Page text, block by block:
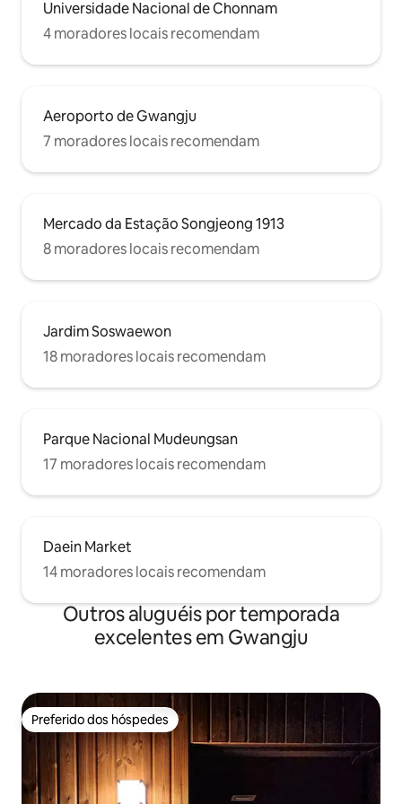
Universidade Nacional de Chonnam
4 moradores locais recomendam
Aeroporto de Gwangju
7 moradores locais recomendam
Mercado da Estação Songjeong 1913
8 moradores locais recomendam
Jardim Soswaewon
18 moradores locais recomendam
Parque Nacional Mudeungsan
17 moradores locais recomendam
Daein Market
14 moradores locais recomendam
Outros aluguéis por temporada
excelentes em Gwangju
Preferido dos hóspedes
Preferido dos hóspedes